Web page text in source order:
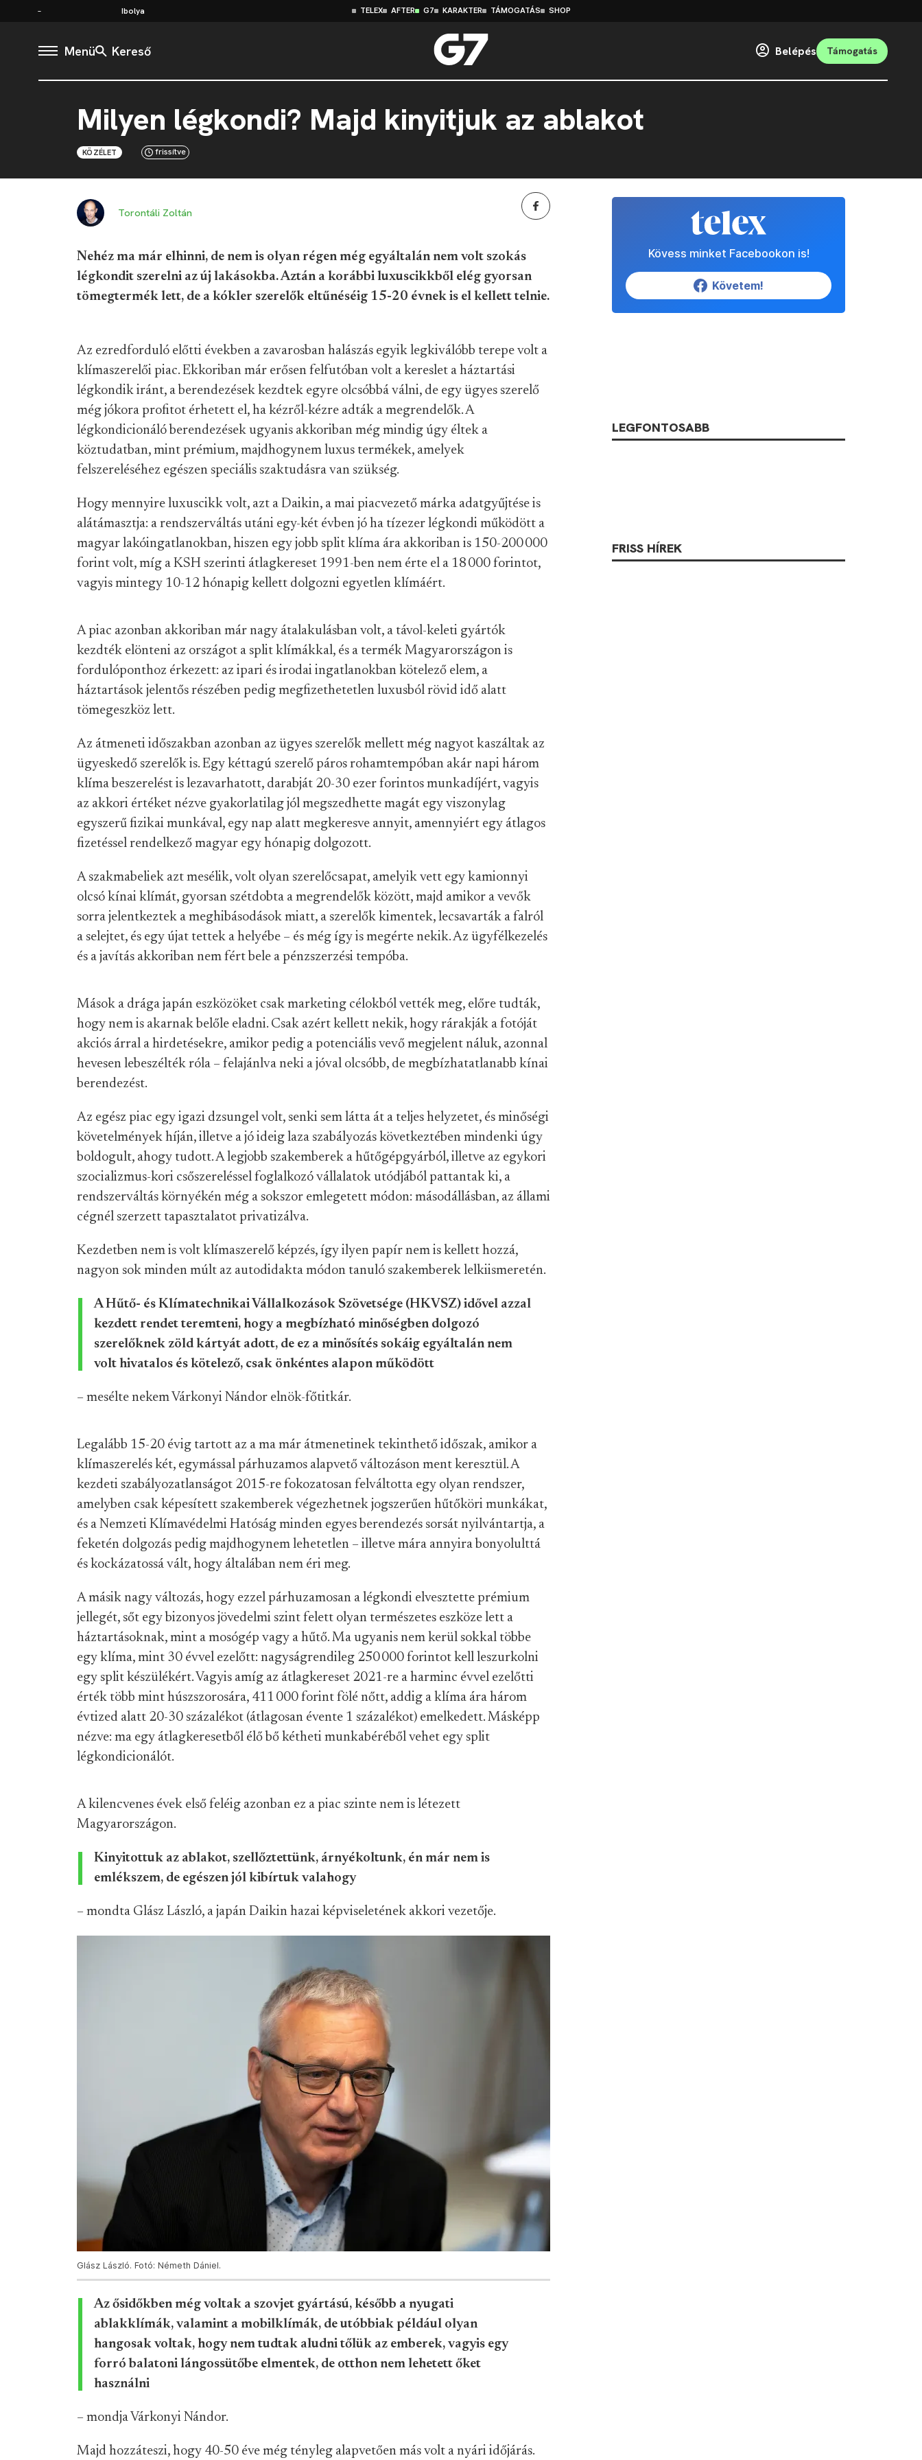
Ibolya TELEX AFTER G7 KARAKTER TÁMOGATÁS SHOP
Menü Kereső Belépés Támogatás
Milyen légkondi? Majd kinyitjuk az ablakot
KÖZÉLET frissítve
Torontáli Zoltán
Nehéz ma már elhinni, de nem is olyan régen még egyáltalán nem volt szokás
légkondit szerelni az új lakásokba. Aztán a korábbi luxuscikkből elég gyorsan
tömegtermék lett, de a kókler szerelők eltűnéséig 15-20 évnek is el kellett telnie.
Az ezredforduló előtti években a zavarosban halászás egyik legkiválóbb terepe volt a
klímaszerelői piac. Ekkoriban már erősen felfutóban volt a kereslet a háztartási
légkondik iránt, a berendezések kezdtek egyre olcsóbbá válni, de egy ügyes szerelő
még jókora profitot érhetett el, ha kézről-kézre adták a megrendelők. A
légkondicionáló berendezések ugyanis akkoriban még mindig úgy éltek a
köztudatban, mint prémium, majdhogynem luxus termékek, amelyek
felszereléséhez egészen speciális szaktudásra van szükség.
Hogy mennyire luxuscikk volt, azt a Daikin, a mai piacvezető márka adatgyűjtése is
alátámasztja: a rendszerváltás utáni egy-két évben jó ha tízezer légkondi működött a
magyar lakóingatlanokban, hiszen egy jobb split klíma ára akkoriban is 150-200 000
forint volt, míg a KSH szerinti átlagkereset 1991-ben nem érte el a 18 000 forintot,
vagyis mintegy 10-12 hónapig kellett dolgozni egyetlen klímáért.
A piac azonban akkoriban már nagy átalakulásban volt, a távol-keleti gyártók
kezdték elönteni az országot a split klímákkal, és a termék Magyarországon is
fordulóponthoz érkezett: az ipari és irodai ingatlanokban kötelező elem, a
háztartások jelentős részében pedig megfizethetetlen luxusból rövid idő alatt
tömegeszköz lett.
Az átmeneti időszakban azonban az ügyes szerelők mellett még nagyot kaszáltak az
ügyeskedő szerelők is. Egy kéttagú szerelő páros rohamtempóban akár napi három
klíma beszerelést is lezavarhatott, darabját 20-30 ezer forintos munkadíjért, vagyis
az akkori értéket nézve gyakorlatilag jól megszedhette magát egy viszonylag
egyszerű fizikai munkával, egy nap alatt megkeresve annyit, amennyiért egy átlagos
fizetéssel rendelkező magyar egy hónapig dolgozott.
A szakmabeliek azt mesélik, volt olyan szerelőcsapat, amelyik vett egy kamionnyi
olcsó kínai klímát, gyorsan szétdobta a megrendelők között, majd amikor a vevők
sorra jelentkeztek a meghibásodások miatt, a szerelők kimentek, lecsavarták a falról
a selejtet, és egy újat tettek a helyébe – és még így is megérte nekik. Az ügyfélkezelés
és a javítás akkoriban nem fért bele a pénzszerzési tempóba.
Mások a drága japán eszközöket csak marketing célokból vették meg, előre tudták,
hogy nem is akarnak belőle eladni. Csak azért kellett nekik, hogy rárakják a fotóját
akciós árral a hirdetésekre, amikor pedig a potenciális vevő megjelent náluk, azonnal
hevesen lebeszélték róla – felajánlva neki a jóval olcsóbb, de megbízhatatlanabb kínai
berendezést.
Az egész piac egy igazi dzsungel volt, senki sem látta át a teljes helyzetet, és minőségi
követelmények híján, illetve a jó ideig laza szabályozás következtében mindenki úgy
boldogult, ahogy tudott. A legjobb szakemberek a hűtőgépgyárból, illetve az egykori
szocializmus-kori csőszereléssel foglalkozó vállalatok utódjából pattantak ki, a
rendszerváltás környékén még a sokszor emlegetett módon: másodállásban, az állami
cégnél szerzett tapasztalatot privatizálva.
Kezdetben nem is volt klímaszerelő képzés, így ilyen papír nem is kellett hozzá,
nagyon sok minden múlt az autodidakta módon tanuló szakemberek lelkiismeretén.
A Hűtő- és Klímatechnikai Vállalkozások Szövetsége (HKVSZ) idővel azzal
kezdett rendet teremteni, hogy a megbízható minőségben dolgozó
szerelőknek zöld kártyát adott, de ez a minősítés sokáig egyáltalán nem
volt hivatalos és kötelező, csak önkéntes alapon működött
– mesélte nekem Várkonyi Nándor elnök-főtitkár.
Legalább 15-20 évig tartott az a ma már átmenetinek tekinthető időszak, amikor a
klímaszerelés két, egymással párhuzamos alapvető változáson ment keresztül. A
kezdeti szabályozatlanságot 2015-re fokozatosan felváltotta egy olyan rendszer,
amelyben csak képesített szakemberek végezhetnek jogszerűen hűtőköri munkákat,
és a Nemzeti Klímavédelmi Hatóság minden egyes berendezés sorsát nyilvántartja, a
feketén dolgozás pedig majdhogynem lehetetlen – illetve mára annyira bonyolulttá
és kockázatossá vált, hogy általában nem éri meg.
A másik nagy változás, hogy ezzel párhuzamosan a légkondi elvesztette prémium
jellegét, sőt egy bizonyos jövedelmi szint felett olyan természetes eszköze lett a
háztartásoknak, mint a mosógép vagy a hűtő. Ma ugyanis nem kerül sokkal többe
egy klíma, mint 30 évvel ezelőtt: nagyságrendileg 250 000 forintot kell leszurkolni
egy split készülékért. Vagyis amíg az átlagkereset 2021-re a harminc évvel ezelőtti
érték több mint húszszorosára, 411 000 forint fölé nőtt, addig a klíma ára három
évtized alatt 20-30 százalékot (átlagosan évente 1 százalékot) emelkedett. Másképp
nézve: ma egy átlagkeresetből élő bő kétheti munkabéréből vehet egy split
légkondicionálót.
A kilencvenes évek első feléig azonban ez a piac szinte nem is létezett
Magyarországon.
Kinyitottuk az ablakot, szellőztettünk, árnyékoltunk, én már nem is
emlékszem, de egészen jól kibírtuk valahogy
– mondta Glász László, a japán Daikin hazai képviseletének akkori vezetője.
Glász László. Fotó: Németh Dániel.
Az ősidőkben még voltak a szovjet gyártású, később a nyugati
ablakklímák, valamint a mobilklímák, de utóbbiak például olyan
hangosak voltak, hogy nem tudtak aludni tőlük az emberek, vagyis egy
forró balatoni lángossütőbe elmentek, de otthon nem lehetett őket
használni
– mondja Várkonyi Nándor.
Majd hozzáteszi, hogy 40-50 éve még tényleg alapvetően más volt a nyári időjárás.
Kövess minket Facebookon is!
Követem!
LEGFONTOSABB
FRISS HÍREK